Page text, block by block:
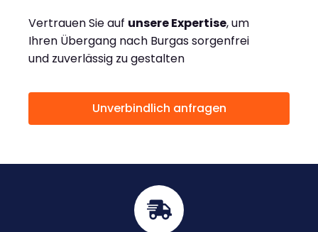
Vertrauen Sie auf unsere Expertise, um
Ihren Übergang nach Burgas sorgenfrei
und zuverlässig zu gestalten
Unverbindlich anfragen